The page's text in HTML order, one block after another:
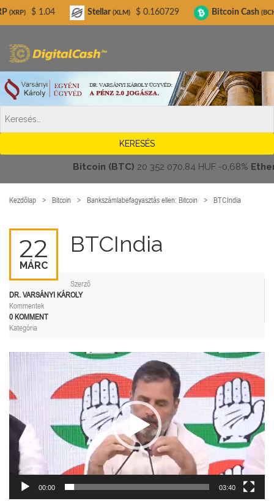
Bitcoin (BTC)20 352 070,84 HUF-0,68%
Kezdőlap Bitcoin Bankszámlabefagyasztás ellen: Bitcoin BTCIndia
22
MÁRC
BTCIndia
Szerző
DR. VARSÁNYI KÁROLY
Kommentek
0 KOMMENT
Kategória
Videólejátszó
00:00 03:40
1.04 Stellar(XLM) $ 0.160729 Bitcoin Cash(BCH) $
Digitalcash.hu